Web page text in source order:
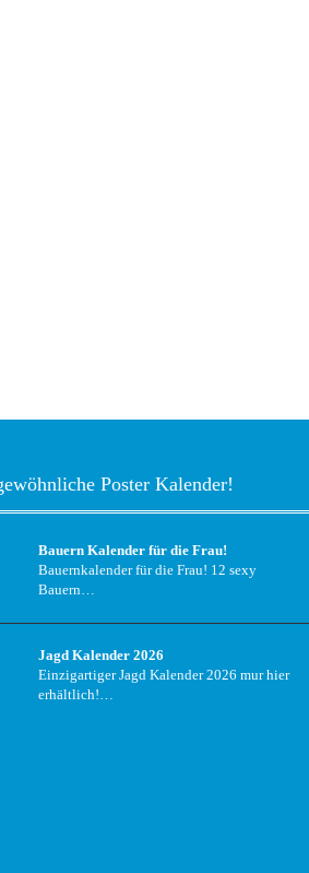
Poster Kalender!
Bauern Kalender für die Frau!
Bauernkalender für die Frau! 12 sexy
Bauern…
Jagd Kalender 2026
Einzigartiger Jagd Kalender 2026 mur hier
erhältlich!…